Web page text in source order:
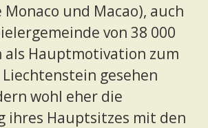
und Macao), auch
von 38 000
als Hauptmotivation zum
gesehen
wohl eher die
ihres Hauptsitzes mit den